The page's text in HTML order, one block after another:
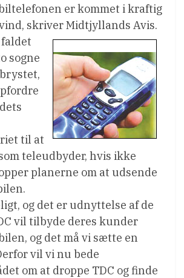
er kommet i kraftig
skriver Midtjyllands Avis.
sogne
til at
teleudbyder, hvis ikke
planerne om at udsende
og det er udnyttelse af de
vil tilbyde deres kunder
og det må vi sætte en
vil vi nu bede
om at droppe TDC og finde